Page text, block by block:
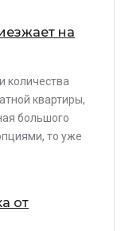
на
количества
квартиры,
большого
то уже
от